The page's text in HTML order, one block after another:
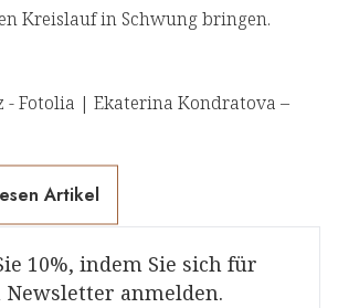
Kreislauf in Schwung bringen.
- Fotolia | Ekaterina Kondratova –
Artikel
10%, indem Sie sich für
anmelden.